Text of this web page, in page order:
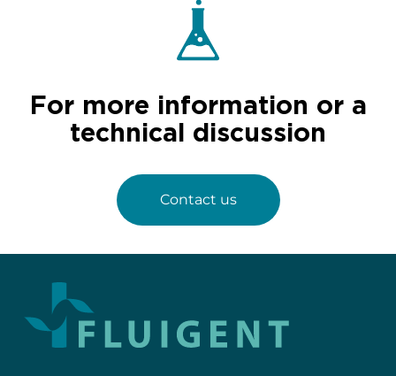
For more information or a
technical discussion
Contact us